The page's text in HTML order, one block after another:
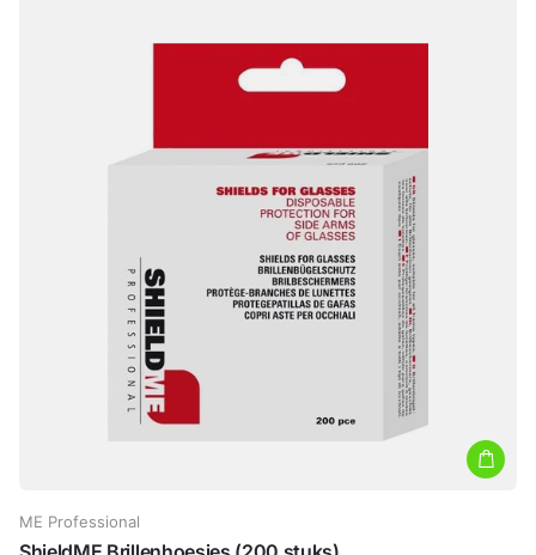
ME Professional